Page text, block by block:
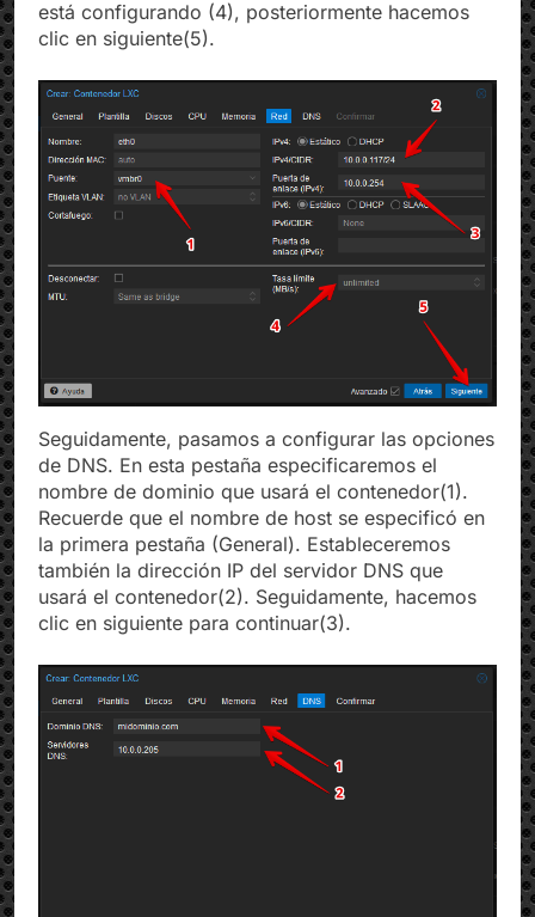
está configurando (4), posteriormente hacemos
clic en siguiente(5).
Seguidamente, pasamos a configurar las opciones
de DNS. En esta pestaña especificaremos el
nombre de dominio que usará el contenedor(1).
Recuerde que el nombre de host se especificó en
la primera pestaña (General). Estableceremos
también la dirección IP del servidor DNS que
usará el contenedor(2). Seguidamente, hacemos
clic en siguiente para continuar(3).